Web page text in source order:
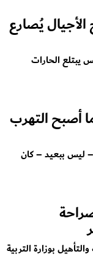
يُصارع
يبتلع الحارات
أصبح التهرب
ليس ببعيد – كان
بوزارة التربية